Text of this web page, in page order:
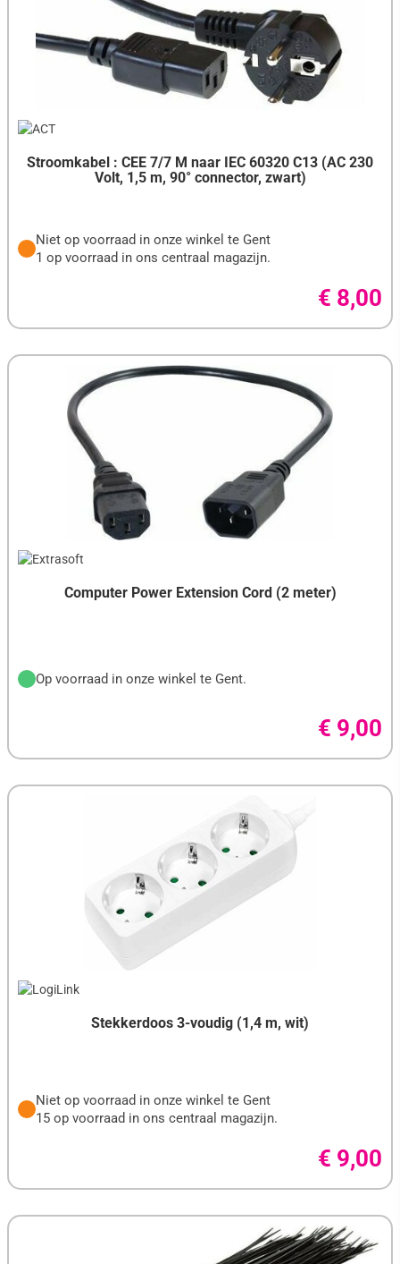
Stroomkabel : CEE 7/7 M naar IEC 60320 C13 (AC 230
Volt, 1,5 m, 90° connector, zwart)
Niet op voorraad in onze winkel te Gent
1 op voorraad in ons centraal magazijn.
€ 8,00
Computer Power Extension Cord (2 meter)
Op voorraad in onze winkel te Gent.
€ 9,00
Stekkerdoos 3-voudig (1,4 m, wit)
Niet op voorraad in onze winkel te Gent
15 op voorraad in ons centraal magazijn.
€ 9,00